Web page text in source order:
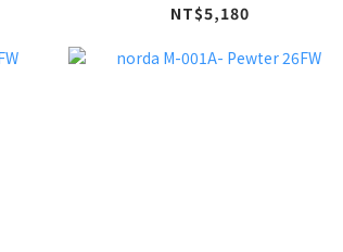
NT$5,180